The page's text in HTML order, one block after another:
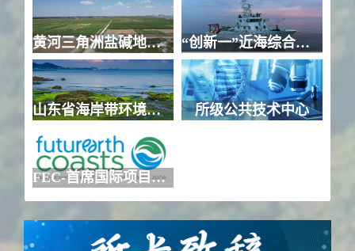
黄河三角洲盐碱地农业观测研究站 “创新一”近海综合科学考察船
山东省海岸带环境工程技术研究中心 所级公共技术中心
FEC-首席国际项目办公室